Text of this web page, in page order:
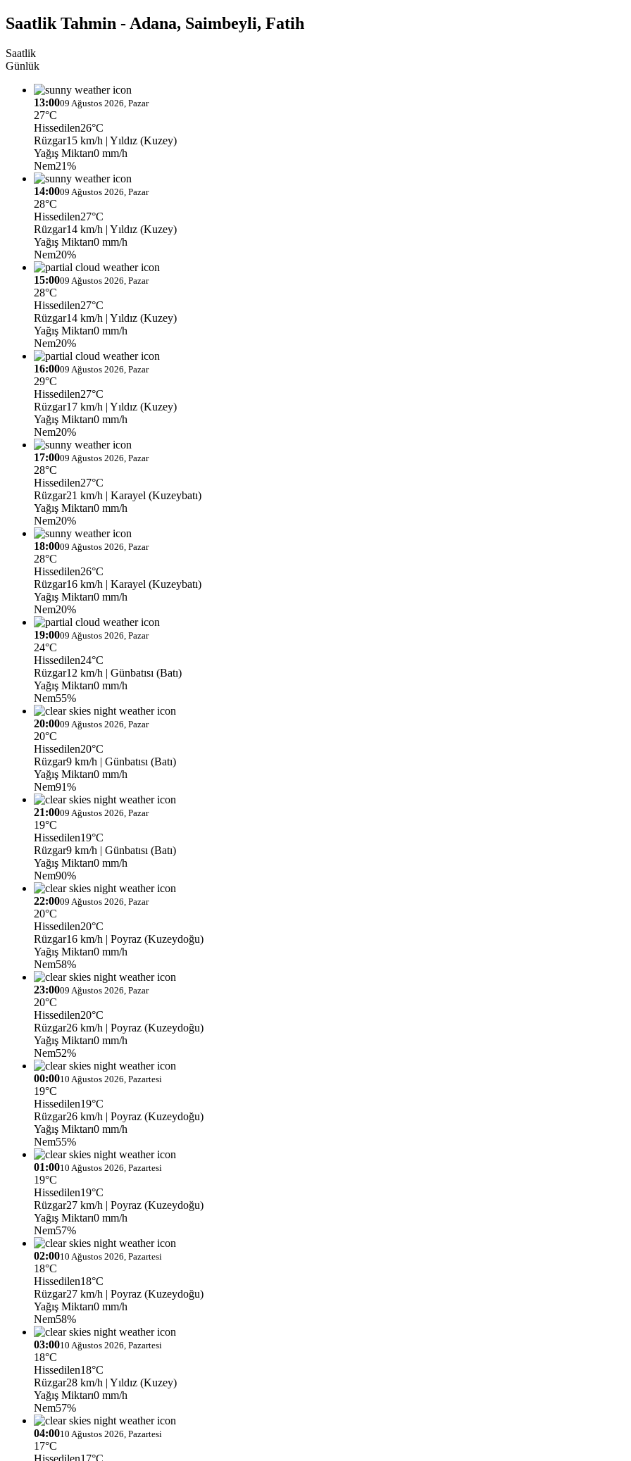
Saatlik Tahmin - Adana, Saimbeyli, Fatih
Saatlik
Günlük
13:0009 Ağustos 2026, Pazar
27°C
Hissedilen26°C
Rüzgar15 km/h | Yıldız (Kuzey)
Yağış Miktarı0 mm/h
Nem21%
14:0009 Ağustos 2026, Pazar
28°C
Hissedilen27°C
Rüzgar14 km/h | Yıldız (Kuzey)
Yağış Miktarı0 mm/h
Nem20%
15:0009 Ağustos 2026, Pazar
28°C
Hissedilen27°C
Rüzgar14 km/h | Yıldız (Kuzey)
Yağış Miktarı0 mm/h
Nem20%
16:0009 Ağustos 2026, Pazar
29°C
Hissedilen27°C
Rüzgar17 km/h | Yıldız (Kuzey)
Yağış Miktarı0 mm/h
Nem20%
17:0009 Ağustos 2026, Pazar
28°C
Hissedilen27°C
Rüzgar21 km/h | Karayel (Kuzeybatı)
Yağış Miktarı0 mm/h
Nem20%
18:0009 Ağustos 2026, Pazar
28°C
Hissedilen26°C
Rüzgar16 km/h | Karayel (Kuzeybatı)
Yağış Miktarı0 mm/h
Nem20%
19:0009 Ağustos 2026, Pazar
24°C
Hissedilen24°C
Rüzgar12 km/h | Günbatısı (Batı)
Yağış Miktarı0 mm/h
Nem55%
20:0009 Ağustos 2026, Pazar
20°C
Hissedilen20°C
Rüzgar9 km/h | Günbatısı (Batı)
Yağış Miktarı0 mm/h
Nem91%
21:0009 Ağustos 2026, Pazar
19°C
Hissedilen19°C
Rüzgar9 km/h | Günbatısı (Batı)
Yağış Miktarı0 mm/h
Nem90%
22:0009 Ağustos 2026, Pazar
20°C
Hissedilen20°C
Rüzgar16 km/h | Poyraz (Kuzeydoğu)
Yağış Miktarı0 mm/h
Nem58%
23:0009 Ağustos 2026, Pazar
20°C
Hissedilen20°C
Rüzgar26 km/h | Poyraz (Kuzeydoğu)
Yağış Miktarı0 mm/h
Nem52%
00:0010 Ağustos 2026, Pazartesi
19°C
Hissedilen19°C
Rüzgar26 km/h | Poyraz (Kuzeydoğu)
Yağış Miktarı0 mm/h
Nem55%
01:0010 Ağustos 2026, Pazartesi
19°C
Hissedilen19°C
Rüzgar27 km/h | Poyraz (Kuzeydoğu)
Yağış Miktarı0 mm/h
Nem57%
02:0010 Ağustos 2026, Pazartesi
18°C
Hissedilen18°C
Rüzgar27 km/h | Poyraz (Kuzeydoğu)
Yağış Miktarı0 mm/h
Nem58%
03:0010 Ağustos 2026, Pazartesi
18°C
Hissedilen18°C
Rüzgar28 km/h | Yıldız (Kuzey)
Yağış Miktarı0 mm/h
Nem57%
04:0010 Ağustos 2026, Pazartesi
17°C
Hissedilen17°C